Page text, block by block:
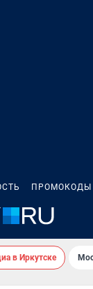
ПРОМОКОДЫ
в Иркутске